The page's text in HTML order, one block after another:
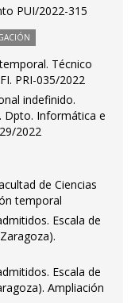
PUI/2022-315
Técnico
PRI-035/2022
indefinido.
Dpto. Informática e
2022
de Ciencias
temporal
Escala de
Escala de
Ampliación